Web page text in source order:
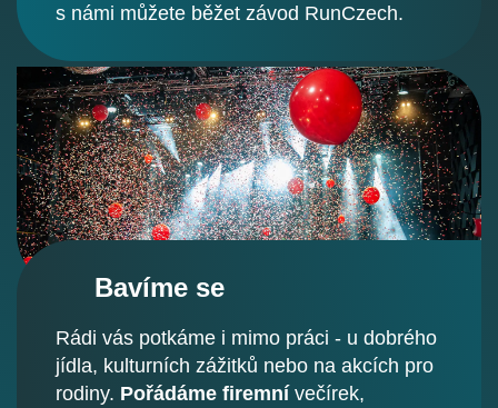
s námi můžete běžet závod RunCzech.
Bavíme se
Rádi vás potkáme i mimo práci - u dobrého
jídla, kulturních zážitků nebo na akcích pro
rodiny. Pořádáme firemnívečírek,